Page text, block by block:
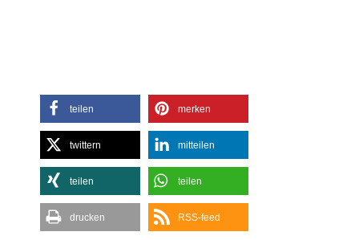
teilen merken
twittern mitteilen
teilen teilen
drucken RSS-feed